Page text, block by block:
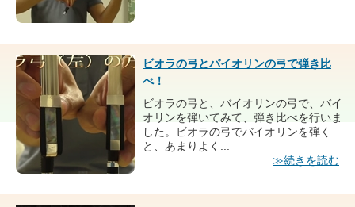
ビオラの弓とバイオリンの弓で弾き比
べ！
ビオラの弓と、バイオリンの弓で、バイ
オリンを弾いてみて、弾き比べを行いま
した。ビオラの弓でバイオリンを弾く
と、あまりよく...
≫続きを読む